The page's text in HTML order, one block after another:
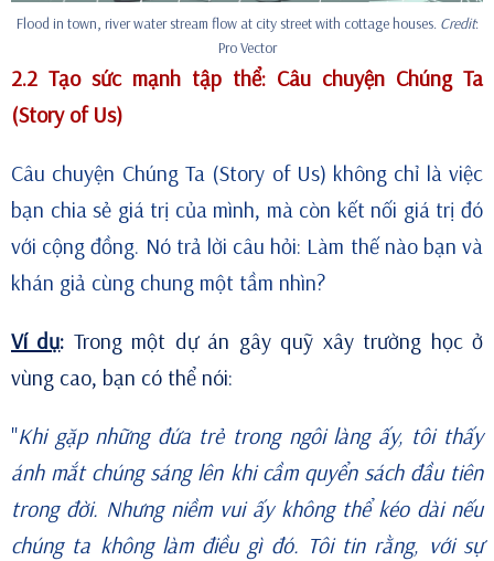
Flood in town, river water stream flow at city street with cottage houses. Credit:
Pro Vector
2.2 Tạo sức mạnh tập thể: Câu chuyện Chúng Ta
(Story of Us)
Câu chuyện Chúng Ta (Story of Us) không chỉ là việc
bạn chia sẻ giá trị của mình, mà còn kết nối giá trị đó
với cộng đồng. Nó trả lời câu hỏi: Làm thế nào bạn và
khán giả cùng chung một tầm nhìn?
Ví dụ: Trong một dự án gây quỹ xây trường học ở
vùng cao, bạn có thể nói:
"Khi gặp những đứa trẻ trong ngôi làng ấy, tôi thấy
ánh mắt chúng sáng lên khi cầm quyển sách đầu tiên
trong đời. Nhưng niềm vui ấy không thể kéo dài nếu
chúng ta không làm điều gì đó. Tôi tin rằng, với sự